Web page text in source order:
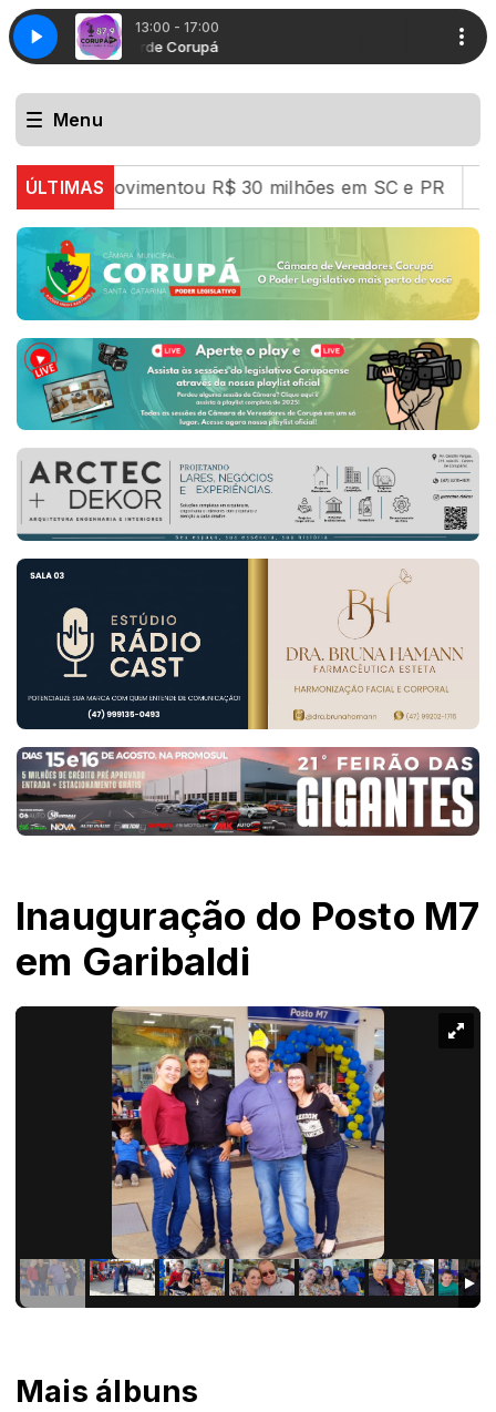
13:00 - 17:00
Boa tarde Corupá Boa tarde Corupá
Carga Pesada
Menu
ÚLTIMAS
movimentou R$ 30 milhões em SC e PR
Inauguração do Posto M7
em Garibaldi
Mais álbuns